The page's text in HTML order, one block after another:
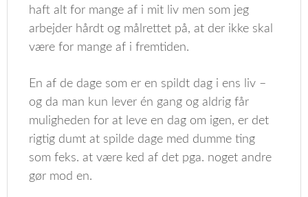
haft alt for mange af i mit liv men som jeg
arbejder hårdt og målrettet på, at der ikke skal
være for mange af i fremtiden.
En af de dage som er en spildt dag i ens liv –
og da man kun lever én gang og aldrig får
muligheden for at leve en dag om igen, er det
rigtig dumt at spilde dage med dumme ting
som feks. at være ked af det pga. noget andre
gør mod en.